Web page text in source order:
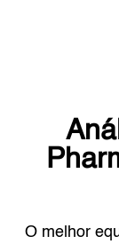
O melhor